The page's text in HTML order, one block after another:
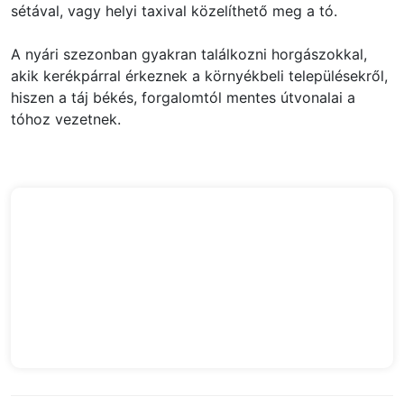
sétával, vagy helyi taxival közelíthető meg a tó.
A nyári szezonban gyakran találkozni horgászokkal,
akik kerékpárral érkeznek a környékbeli településekről,
hiszen a táj békés, forgalomtól mentes útvonalai a
tóhoz vezetnek.